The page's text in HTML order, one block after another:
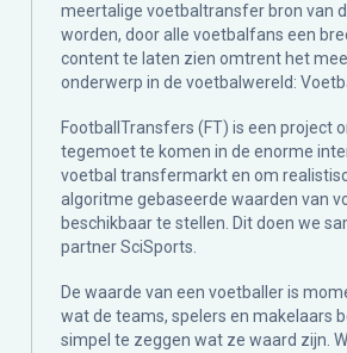
meertalige voetbaltransfer bron van
worden, door alle voetbalfans een
content te laten zien omtrent het
onderwerp in de voetbalwereld:
FootballTransfers (FT) is een project
tegemoet te komen in de enorme
voetbal transfermarkt en om
algoritme gebaseerde waarden van
beschikbaar te stellen. Dit doen we
partnerSciSports
De waarde van een voetballer is
wat de teams, spelers en makelaars
simpel te zeggen wat ze waard zijn.